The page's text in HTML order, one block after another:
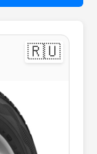
🇷🇺